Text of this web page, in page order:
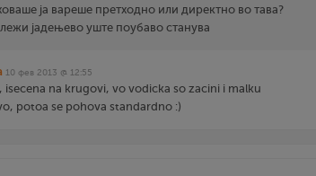
ја вареше претходно или директно во тава?
јадењево уште поубаво станува
10 фев 2013 @ 12:55
isecena na krugovi, vo vodicka so zacini i malku
potoa se pohova standardno :)